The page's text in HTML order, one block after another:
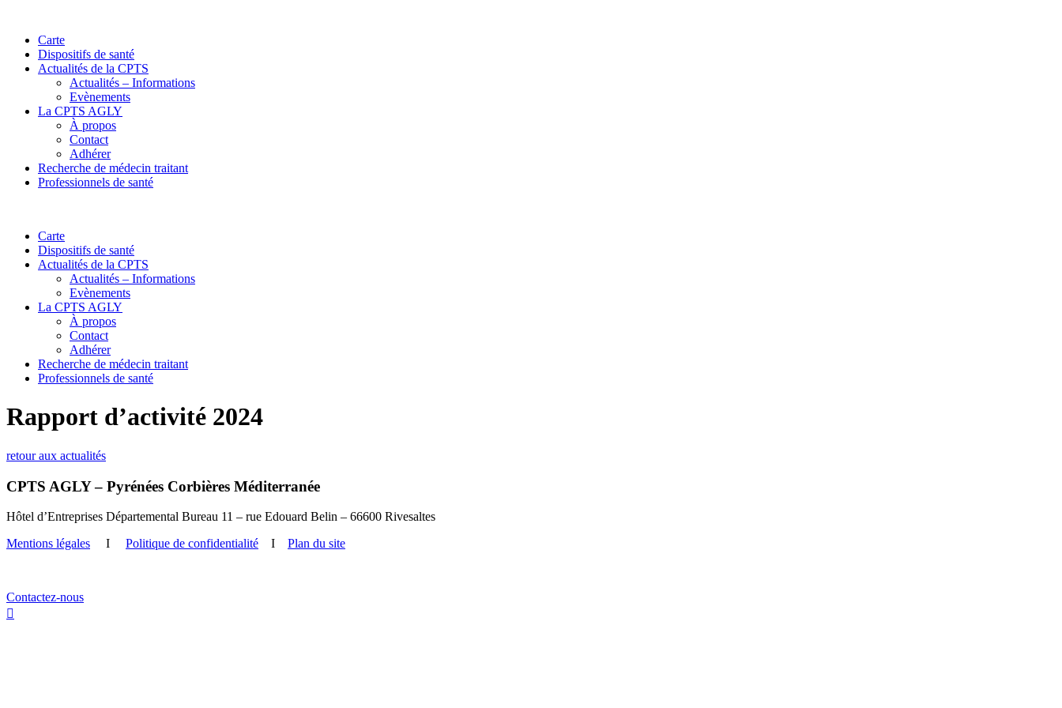
Carte
Dispositifs de santé
Actualités de la CPTS
Actualités – Informations
Evènements
La CPTS AGLY
À propos
Contact
Adhérer
Recherche de médecin traitant
Professionnels de santé
Carte
Dispositifs de santé
Actualités de la CPTS
Actualités – Informations
Evènements
La CPTS AGLY
À propos
Contact
Adhérer
Recherche de médecin traitant
Professionnels de santé
Rapport d’activité 2024
retour aux actualités
CPTS AGLY – Pyrénées Corbières Méditerranée
Hôtel d’Entreprises Départemental Bureau 11 – rue Edouard Belin – 66600 Rivesaltes
Mentions légales Ι Politique de confidentialité I Plan du site
Contactez-nous
